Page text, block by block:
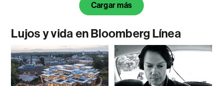
Cargar más
Lujos y vida en Bloomberg Línea